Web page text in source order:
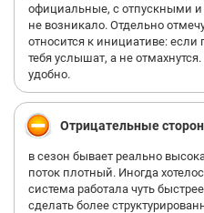
официальные, с отпускными
не возникало. Отдельно
относится к инициативе: если
тебя услышат, а не
удобно.
Отрицательные
в сезон бывает реально
поток плотный. Иногда
система работала чуть
сделать более